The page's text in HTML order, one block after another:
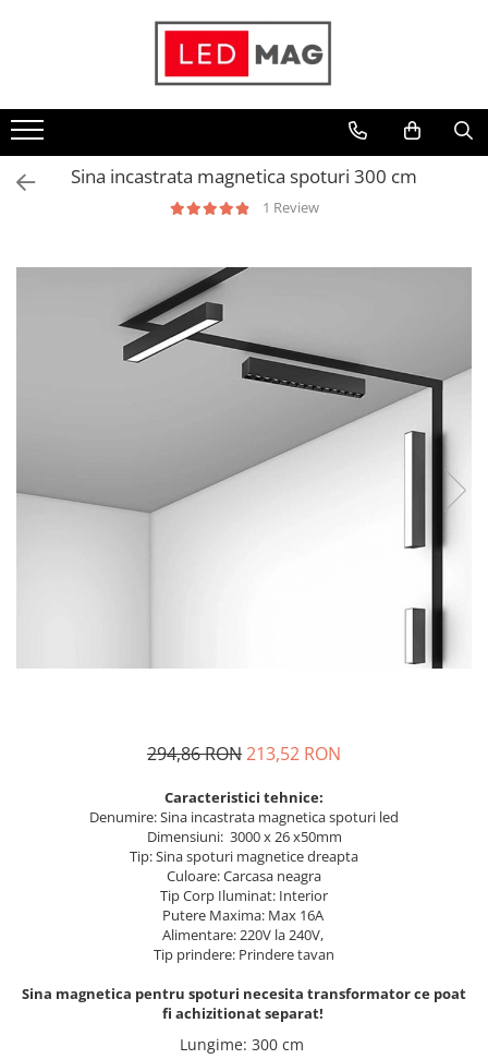
Iluminat interior
Candelabre
Lustre LED
Accesorii iluminat
Sina Magnetica Slim
Proiectoare led hale
In functie de destinatie
Iluminat dormitor
Sina incastrata magnetica spoturi 300 cm
1 Review
294,86 RON213,52 RON
Caracteristici tehnice:
Denumire: Sina incastrata magnetica spoturi led
Dimensiuni: 3000 x 26 x50mm
Tip: Sina spoturi magnetice dreapta
Culoare: Carcasa neagra
Tip Corp Iluminat: Interior
Putere Maxima: Max 16A
Alimentare: 220V la 240V,
Tip prindere: Prindere tavan
Sina magnetica pentru spoturi necesita transformator ce poat
fi achizitionat separat!
Lungime: 300 cm